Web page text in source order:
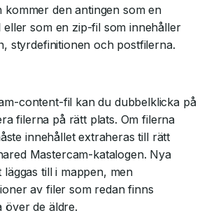
den antingen som en
som en zip-fil som innehåller
styrdefinitionen och postfilerna.
content-fil kan du dubbelklicka på
filerna på rätt plats. Om filerna
innehållet extraheras till rätt
Mastercam-katalogen. Nya
till i mappen, men
av filer som redan finns
över de äldre.